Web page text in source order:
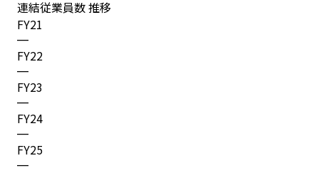
連結従業員数 推移
FY21
—
FY22
—
FY23
—
FY24
—
FY25
—